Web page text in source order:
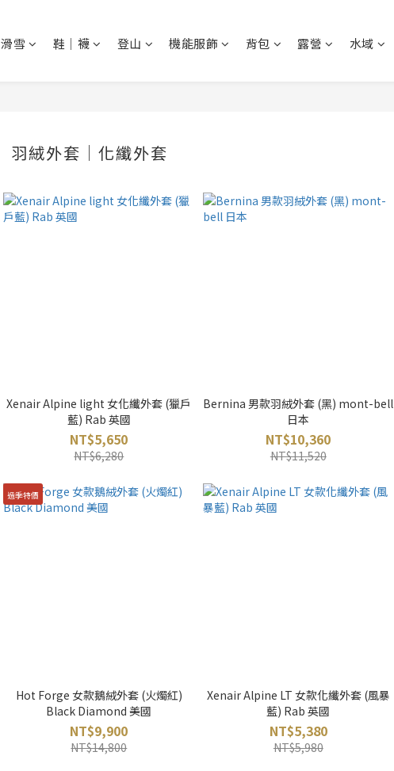
滑雪 鞋│襪 登山 機能服飾 背包 露營 水域
羽絨外套│化纖外套
Xenair Alpine light 女化纖外套 (獵戶
藍) Rab 英國
NT$5,650
NT$6,280
Bernina 男款羽絨外套 (黑) mont-bell
日本
NT$10,360
NT$11,520
過季特價
Hot Forge 女款鵝絨外套 (火燭紅)
Black Diamond 美國
NT$9,900
NT$14,800
Xenair Alpine LT 女款化纖外套 (風暴
藍) Rab 英國
NT$5,380
NT$5,980